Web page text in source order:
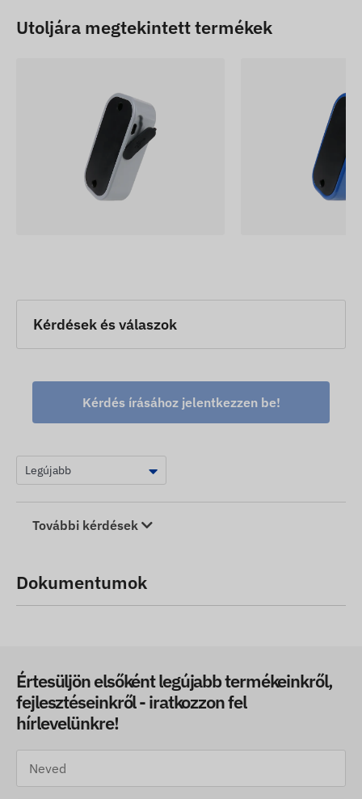
Utoljára megtekintett termékek
Kérdések és válaszok
Kérdés írásához jelentkezzen be!
További kérdések
Dokumentumok
Értesüljön elsőként legújabb termékeinkről,
fejlesztéseinkről - iratkozzon fel
hírlevelünkre!